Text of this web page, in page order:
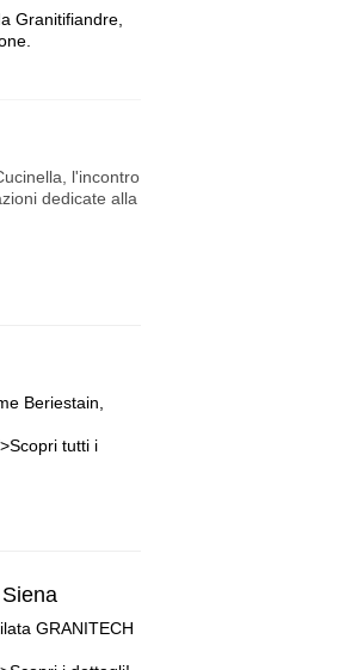
Granitifiandre,
l'incontro
dedicate alla
Beriestain,
tutti i
GRANITECH